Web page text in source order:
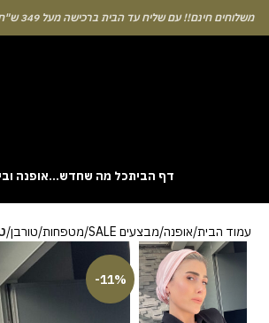
חינם!! עם שליח עד הבית ברכישה מעל 349 ש"ח
דף הביתכל מה שחדש…אופנה
Aviator demo mode and familiarise yourself
Reading these guides often reveals how the
for every single bet you decide to place.
עמוד הבית אופנה מבצעים SALE מטפחות טורבן
-11%